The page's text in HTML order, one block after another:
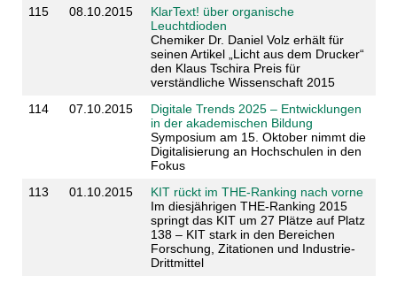
115
08.10.2015
KlarText! über organische
Leuchtdioden
Chemiker Dr. Daniel Volz erhält für
seinen Artikel „Licht aus dem Drucker“
den Klaus Tschira Preis für
verständliche Wissenschaft 2015
114
07.10.2015
Digitale Trends 2025 – Entwicklungen
in der akademischen Bildung
Symposium am 15. Oktober nimmt die
Digitalisierung an Hochschulen in den
Fokus
113
01.10.2015
KIT rückt im THE-Ranking nach vorne
Im diesjährigen THE-Ranking 2015
springt das KIT um 27 Plätze auf Platz
138 – KIT stark in den Bereichen
Forschung, Zitationen und Industrie-
Drittmittel